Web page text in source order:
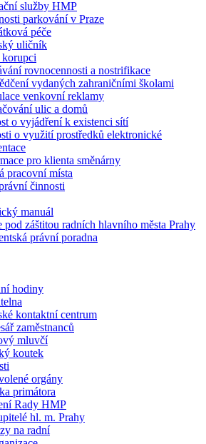
služby HMP
parkování v Praze
péče
uličník
rovnocennosti a nostrifikace
vydaných zahraničními školami
venkovní reklamy
ulic a domů
o vyjádření k existenci sítí
o využití prostředků elektronické
pro klienta směnárny
pracovní místa
činnosti
manuál
pod záštitou radních hlavního města Prahy
právní poradna
hodiny
kontaktní centrum
zaměstnanců
mluvčí
koutek
orgány
primátora
Rady HMP
hl. m. Prahy
na radní